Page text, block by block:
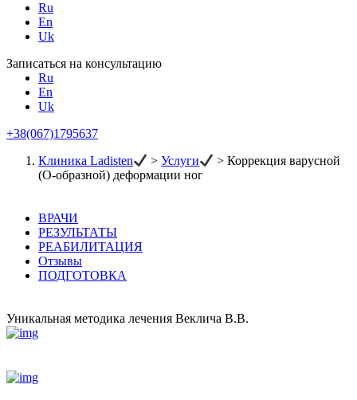
Ru
En
Uk
Записаться на консультацию
Ru
En
Uk
+38(067)1795637
Клиника Ladisten >Услуги >Коррекция варусной
(О-образной) деформации ног
ВРАЧИ
РЕЗУЛЬТАТЫ
РЕАБИЛИТАЦИЯ
Отзывы
ПОДГОТОВКА
Уникальная методика лечения Веклича В.В.